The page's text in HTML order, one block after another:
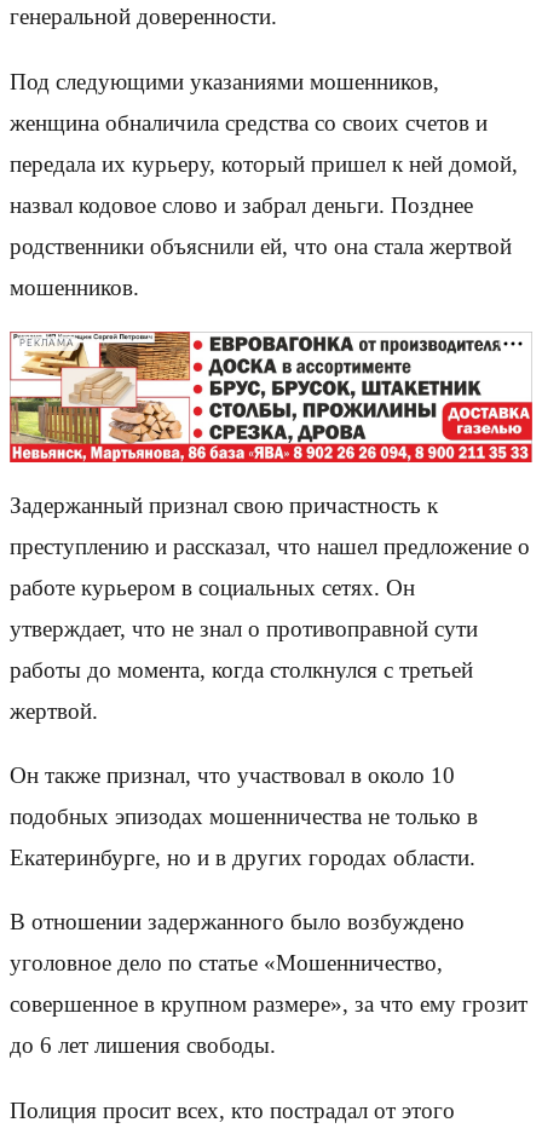
генеральной доверенности.
Под следующими указаниями мошенников,
женщина обналичила средства со своих счетов и
передала их курьеру, который пришел к ней домой,
назвал кодовое слово и забрал деньги. Позднее
родственники объяснили ей, что она стала жертвой
мошенников.
РЕКЛАМА
Задержанный признал свою причастность к
преступлению и рассказал, что нашел предложение о
работе курьером в социальных сетях. Он
утверждает, что не знал о противоправной сути
работы до момента, когда столкнулся с третьей
жертвой.
Он также признал, что участвовал в около 10
подобных эпизодах мошенничества не только в
Екатеринбурге, но и в других городах области.
В отношении задержанного было возбуждено
уголовное дело по статье «Мошенничество,
совершенное в крупном размере», за что ему грозит
до 6 лет лишения свободы.
Полиция просит всех, кто пострадал от этого